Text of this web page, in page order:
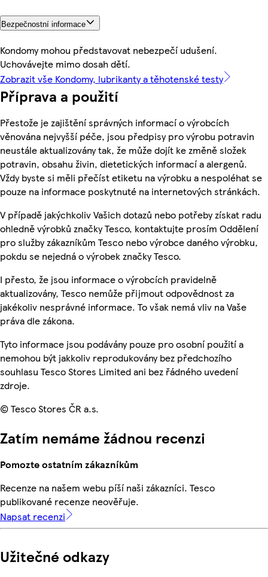
Bezpečnostní informace
Kondomy mohou představovat nebezpečí udušení.
Uchovávejte mimo dosah dětí.
Zobrazit vše Kondomy, lubrikanty a těhotenské testy
Příprava a použití
Přestože je zajištění správných informací o výrobcích
věnována nejvyšší péče, jsou předpisy pro výrobu potravin
neustále aktualizovány tak, že může dojít ke změně složek
potravin, obsahu živin, dietetických informací a alergenů.
Vždy byste si měli přečíst etiketu na výrobku a nespoléhat se
pouze na informace poskytnuté na internetových stránkách.
V případě jakýchkoliv Vašich dotazů nebo potřeby získat radu
ohledně výrobků značky Tesco, kontaktujte prosím Oddělení
pro služby zákazníkům Tesco nebo výrobce daného výrobku,
pokdu se nejedná o výrobek značky Tesco.
I přesto, že jsou informace o výrobcích pravidelně
aktualizovány, Tesco nemůže přijmout odpovědnost za
jakékoliv nesprávné informace. To však nemá vliv na Vaše
práva dle zákona.
Tyto informace jsou podávány pouze pro osobní použití a
nemohou být jakkoliv reprodukovány bez předchozího
souhlasu Tesco Stores Limited ani bez řádného uvedení
zdroje.
© Tesco Stores ČR a.s.
Zatím nemáme žádnou recenzi
Pomozte ostatním zákazníkům
Recenze na našem webu píší naši zákazníci. Tesco
publikované recenze neověřuje.
Napsat recenzi
Užitečné odkazy